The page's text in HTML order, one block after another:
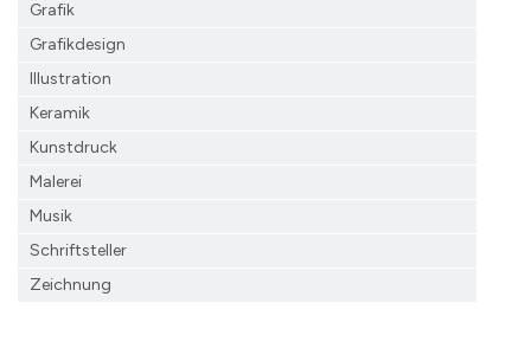
Grafik
Grafikdesign
Illustration
Keramik
Kunstdruck
Malerei
Musik
Schriftsteller
Zeichnung